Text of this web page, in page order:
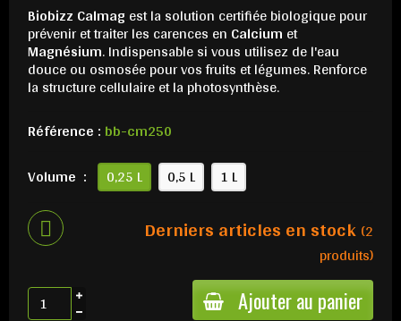
Biobizz Calmag est la solution certifiée biologique pour
prévenir et traiter les carences en Calcium et
Magnésium. Indispensable si vous utilisez de l'eau
douce ou osmosée pour vos fruits et légumes. Renforce
la structure cellulaire et la photosynthèse.
Référence : bb-cm250
Volume :
0,25 L 0,5 L 1 L
Derniers articles en stock (2
produits)
Ajouter au panier